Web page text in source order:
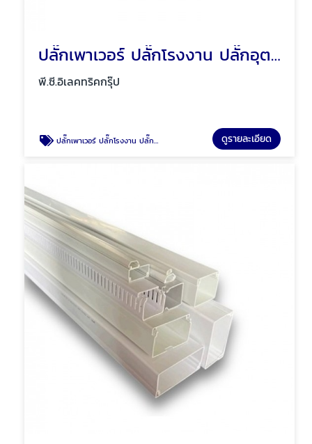
ปลั๊กเพาเวอร์ ปลั๊กโรงงาน ปลั๊กอุตสาหกรรม พัทยา ชลบุรี
พี.ซี.อิเลคทริคกรุ๊ป
ปลั๊กเพาเวอร์ ปลั๊กโรงงาน ปลั๊กอุตสาหกรรม พัทยา ชลบุรี ดูรายละเอียด